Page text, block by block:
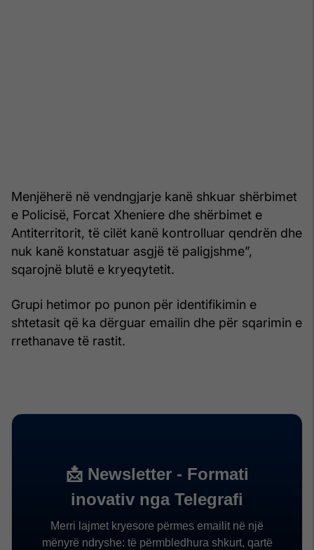
Menjëherë në vendngjarje kanë shkuar shërbimet
e Policisë, Forcat Xheniere dhe shërbimet e
Antiterritorit, të cilët kanë kontrolluar qendrën dhe
nuk kanë konstatuar asgjë të paligjshme”,
sqarojnë blutë e kryeqytetit.
Grupi hetimor po punon për identifikimin e
shtetasit që ka dërguar emailin dhe për sqarimin e
rrethanave të rastit.